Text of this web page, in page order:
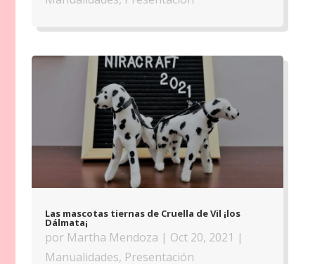
Las mascotas tiernas de Cruella de Vil ¡los
Dálmata¡
por Martha Mendoza | Oct 20, 2021 |
Manualidades, Presentación